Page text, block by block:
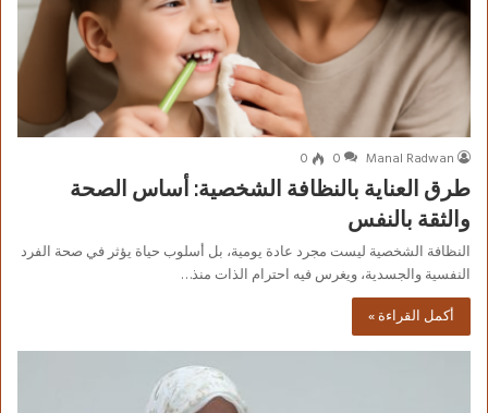
Manal Radwan
0
0
طرق العناية بالنظافة الشخصية: أساس الصحة
والثقة بالنفس
النظافة الشخصية ليست مجرد عادة يومية، بل أسلوب حياة يؤثر في صحة الفرد
النفسية والجسدية، ويغرس فيه احترام الذات منذ…
أكمل القراءة »